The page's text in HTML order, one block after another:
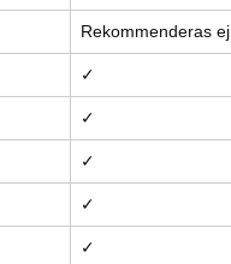
Rekommenderas ej
✓
✓
✓
✓
✓